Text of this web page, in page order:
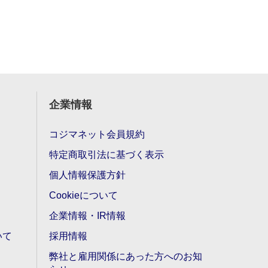
企業情報
コジマネット会員規約
特定商取引法に基づく表示
個人情報保護方針
Cookieについて
企業情報・IR情報
採用情報
弊社と雇用関係にあった方へのお知